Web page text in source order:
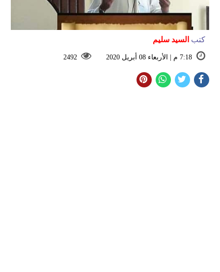
كتب السيد سليم
7:18 م | الأربعاء 08 أبريل 2020 2492